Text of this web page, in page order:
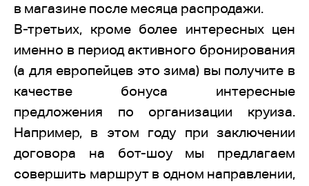
в магазине после месяца распродажи.
В-третьих, кроме более интересных цен
именно в период активного бронирования
(а для европейцев это зима) вы получите в
качестве бонуса интересные
предложения по организации круиза.
Например, в этом году при заключении
договора на бот-шоу мы предлагаем
совершить маршрут в одном направлении,